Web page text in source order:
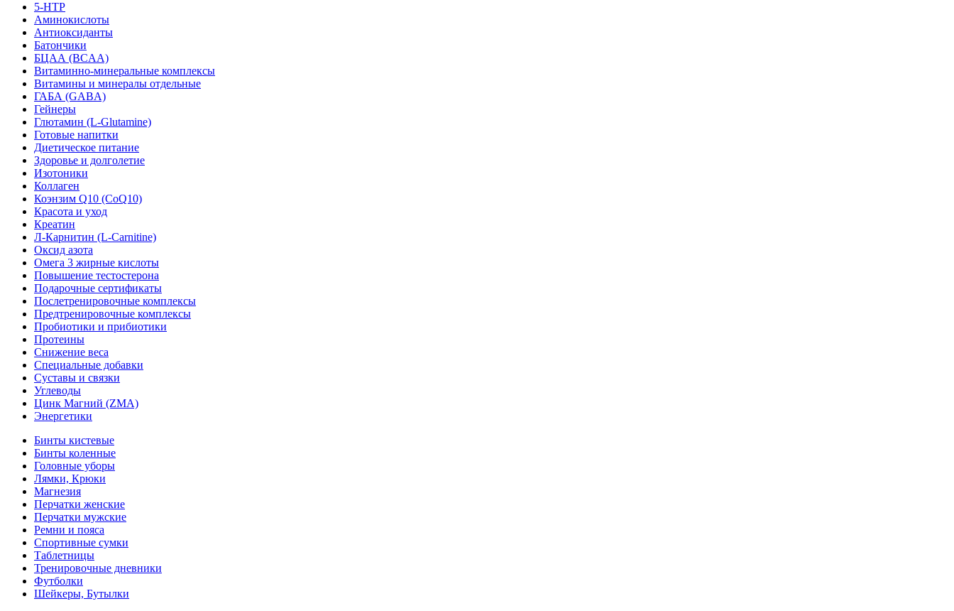
5-HTP
Аминокислоты
Антиоксиданты
Батончики
БЦАА (BCAA)
Витаминно-минеральные комплексы
Витамины и минералы отдельные
ГАБА (GABA)
Гейнеры
Глютамин (L-Glutamine)
Готовые напитки
Диетическое питание
Здоровье и долголетие
Изотоники
Коллаген
Коэнзим Q10 (CoQ10)
Красота и уход
Креатин
Л-Карнитин (L-Сarnitine)
Оксид азота
Омега 3 жирные кислоты
Повышение тестостерона
Подарочные сертификаты
Послетренировочные комплексы
Предтренировочные комплексы
Пробиотики и прибиотики
Протеины
Снижение веса
Специальные добавки
Суставы и связки
Углеводы
Цинк Магний (ZMA)
Энергетики
Бинты кистевые
Бинты коленные
Головные уборы
Лямки, Крюки
Магнезия
Перчатки женские
Перчатки мужские
Ремни и пояса
Спортивные сумки
Таблетницы
Тренировочные дневники
Футболки
Шейкеры, Бутылки